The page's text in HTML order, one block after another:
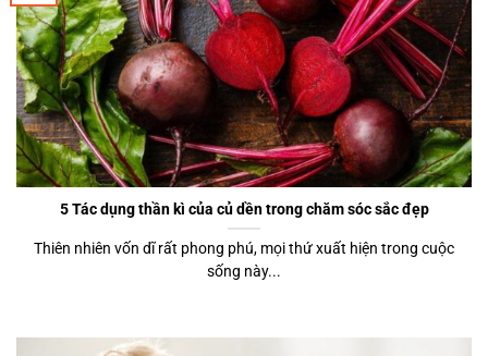
5 Tác dụng thần kì của củ dền trong chăm sóc sắc đẹp
Thiên nhiên vốn dĩ rất phong phú, mọi thứ xuất hiện trong cuộc
sống này...